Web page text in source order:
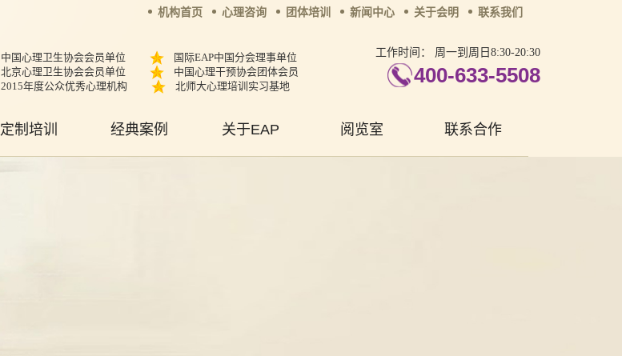
机构首页 心理咨询 团体培训 新闻中心 关于会明 联系我们
中国心理卫生协会会员单位
国际EAP中国分会理事单位
北京心理卫生协会会员单位
中国心理干预协会团体会员
2015年度公众优秀心理机构
北师大心理培训实习基地
工作时间： 周一到周日8:30-20:30
400-633-5508
定制培训 经典案例 关于EAP 阅览室 联系合作